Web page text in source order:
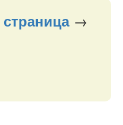
страница→